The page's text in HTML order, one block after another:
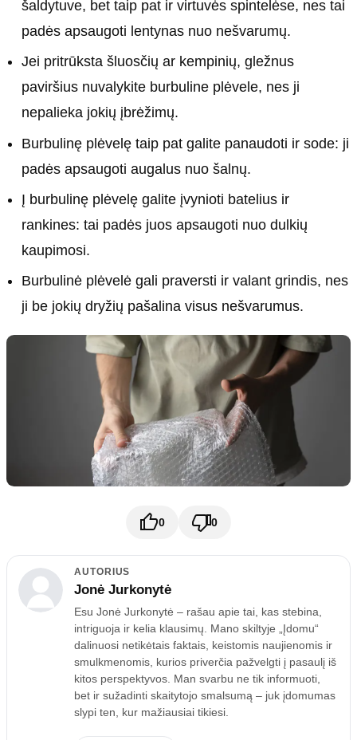
šaldytuve, bet taip pat ir virtuvės spintelėse, nes tai
padės apsaugoti lentynas nuo nešvarumų.
Jei pritrūksta šluosčių ar kempinių, gležnus
paviršius nuvalykite burbuline plėvele, nes ji
nepalieka jokių įbrėžimų.
Burbulinę plėvelę taip pat galite panaudoti ir sode: ji
padės apsaugoti augalus nuo šalnų.
Į burbulinę plėvelę galite įvynioti batelius ir
rankines: tai padės juos apsaugoti nuo dulkių
kaupimosi.
Burbulinė plėvelė gali praversti ir valant grindis, nes
ji be jokių dryžių pašalina visus nešvarumus.
0 0
AUTORIUS
Jonė Jurkonytė
Esu Jonė Jurkonytė – rašau apie tai, kas stebina,
intriguoja ir kelia klausimų. Mano skiltyje „Įdomu“
dalinuosi netikėtais faktais, keistomis naujienomis ir
smulkmenomis, kurios priverčia pažvelgti į pasaulį iš
kitos perspektyvos. Man svarbu ne tik informuoti,
bet ir sužadinti skaitytojo smalsumą – juk įdomumas
slypi ten, kur mažiausiai tikiesi.